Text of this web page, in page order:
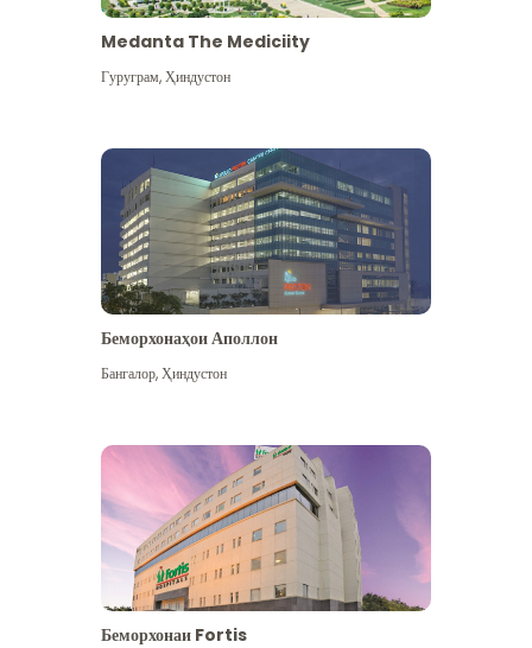
Бештар дидан
Medanta The Mediciity
Гуруграм,Ҳиндустон
Беморхонаҳои Аполлон
Бангалор,Ҳиндустон
Беморхонаи Fortis